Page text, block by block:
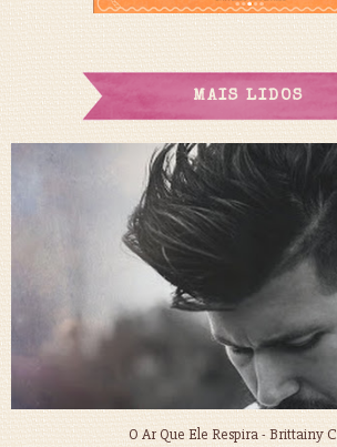
MAIS LIDOS
O Ar Que Ele Respira - Brittainy